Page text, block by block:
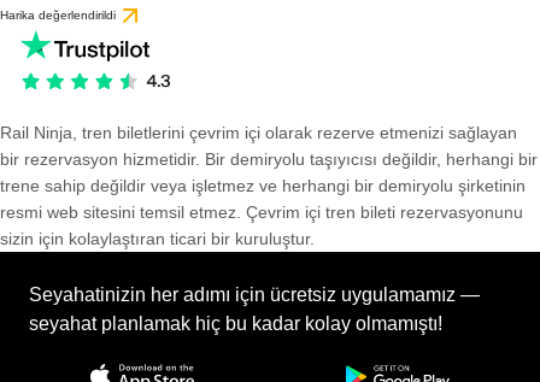
Harika değerlendirildi
Rail Ninja, tren biletlerini çevrim içi olarak rezerve etmenizi sağlayan
bir rezervasyon hizmetidir. Bir demiryolu taşıyıcısı değildir, herhangi bir
trene sahip değildir veya işletmez ve herhangi bir demiryolu şirketinin
resmi web sitesini temsil etmez. Çevrim içi tren bileti rezervasyonunu
sizin için kolaylaştıran ticari bir kuruluştur.
Seyahatinizin her adımı için ücretsiz uygulamamız —
seyahat planlamak hiç bu kadar kolay olmamıştı!